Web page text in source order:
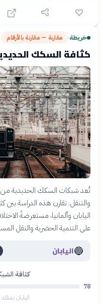
خريطة› مقارنة — مقارنة بالأرقام
كثافة السكك
تُعد شبكات السكك الحديدية من
والتنقل. تقارن هذه الدراسة
اليابان وألمانيا، مستعرضةً
على التنمية الحضرية والنقل
🔵اليابان
كثافة الشبكة
78
اليابان